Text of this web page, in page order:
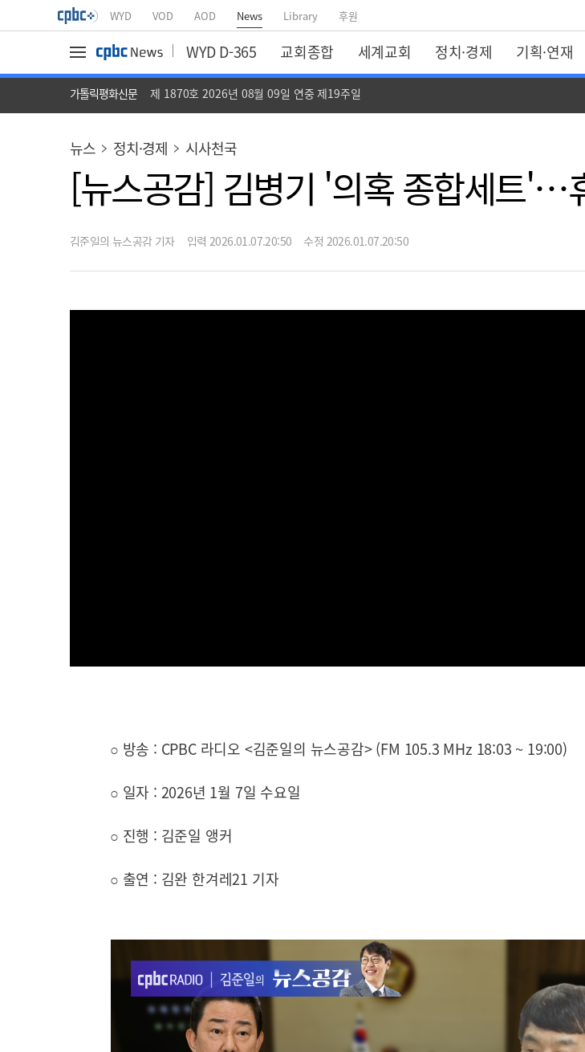
WYD VOD AOD News Library 후원
WYD D-365 교회종합 세계교회 정치·경제 기획·연재
가톨릭평화신문 제 1870호 2026년 08월 09일 연중 제19주일
뉴스 정치·경제 시사천국
[뉴스공감] 김병기 '의혹 종합세트'…
김준일의 뉴스공감 기자 입력 2026.01.07.20:50 수정 2026.01.07.20:50
○ 방송 : CPBC 라디오 <김준일의 뉴스공감> (FM 105.3 MHz 18:03 ~ 19:00)
○ 일자 : 2026년 1월 7일 수요일
○ 진행 : 김준일 앵커
○ 출연 : 김완 한겨레21 기자